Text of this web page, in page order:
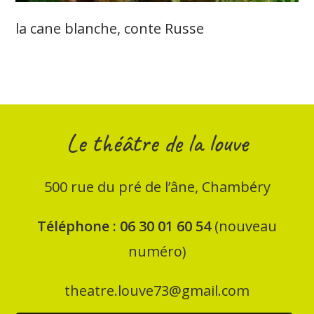
la cane blanche, conte Russe
Le théâtre de la louve
500 rue du pré de l’âne, Chambéry
Téléphone : 06 30 01 60 54(nouveau
numéro)
theatre.louve73@gmail.com